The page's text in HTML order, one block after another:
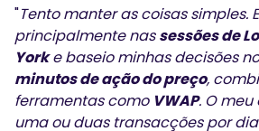
"Tento manter as coisas simples.
principalmente nassessões de
Yorke baseio minhas decisões
minutos de ação do preço,
ferramentas como VWAP. O
uma ou duas transacções por